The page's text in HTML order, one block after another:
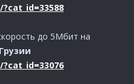
до 5Мбит на